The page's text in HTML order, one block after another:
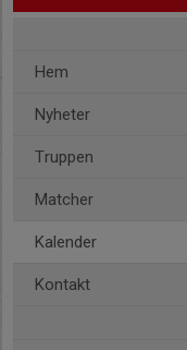
Hem
Nyheter
Truppen
Matcher
Kalender
Kontakt